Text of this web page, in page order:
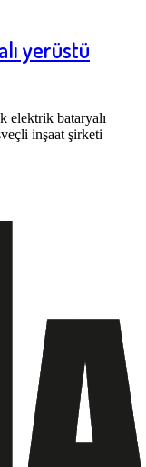
yerüstü
elektrik bataryalı
inşaat şirketi